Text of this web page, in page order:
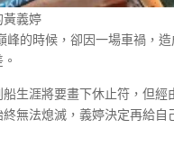
黃義婷
峰的時候，卻因一場車禍，
生涯將要畫下休止符，但
無法熄滅，義婷決定再給